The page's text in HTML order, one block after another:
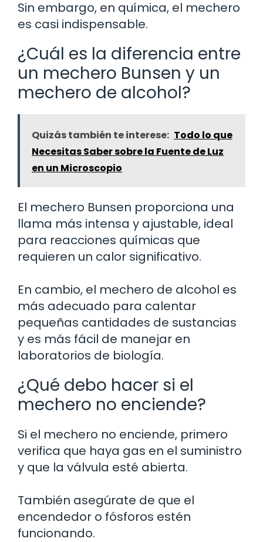
Sin embargo, en química, el mechero
es casi indispensable.
¿Cuál es la diferencia entre
un mechero Bunsen y un
mechero de alcohol?
Quizás también te interese: Todo lo que
Necesitas Saber sobre la Fuente de Luz
en un Microscopio
El mechero Bunsen proporciona una
llama más intensa y ajustable, ideal
para reacciones químicas que
requieren un calor significativo.
En cambio, el mechero de alcohol es
más adecuado para calentar
pequeñas cantidades de sustancias
y es más fácil de manejar en
laboratorios de biología.
¿Qué debo hacer si el
mechero no enciende?
Si el mechero no enciende, primero
verifica que haya gas en el suministro
y que la válvula esté abierta.
También asegúrate de que el
encendedor o fósforos estén
funcionando.